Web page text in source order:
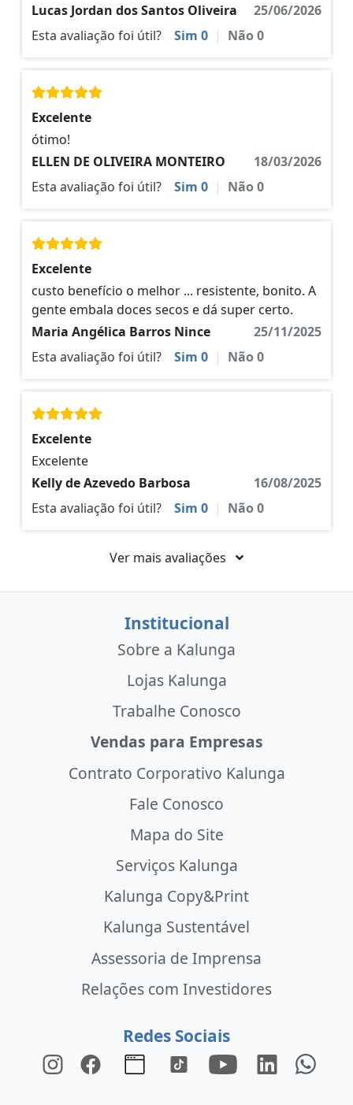
Lucas Jordan dos Santos Oliveira
25/06/2026
Esta avaliação foi útil?
Sim 0 | Não0
Excelente
ótimo!
ELLEN DE OLIVEIRA MONTEIRO
18/03/2026
Esta avaliação foi útil?
Sim 0 | Não0
Excelente
custo benefício o melhor ... resistente, bonito. A
gente embala doces secos e dá super certo.
Maria Angélica Barros Nince
25/11/2025
Esta avaliação foi útil?
Sim 0 | Não0
Excelente
Excelente
Kelly de Azevedo Barbosa
16/08/2025
Esta avaliação foi útil?
Sim 0 | Não0
Ver mais avaliações
Institucional
Sobre a Kalunga
Lojas Kalunga
Trabalhe Conosco
Vendas para Empresas
Contrato Corporativo Kalunga
Fale Conosco
Mapa do Site
Serviços Kalunga
Kalunga Copy&Print
Kalunga Sustentável
Assessoria de Imprensa
Relações com Investidores
Redes Sociais